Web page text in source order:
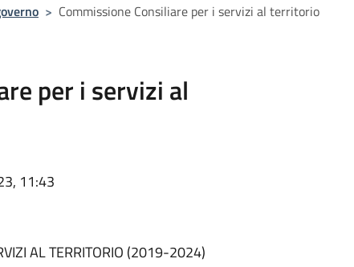
> Commissione Consiliare per i servizi al territorio
per i servizi al
11:43
AL TERRITORIO (2019-2024)